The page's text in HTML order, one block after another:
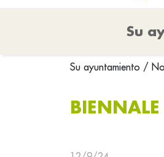
Su
Su ayuntamiento /